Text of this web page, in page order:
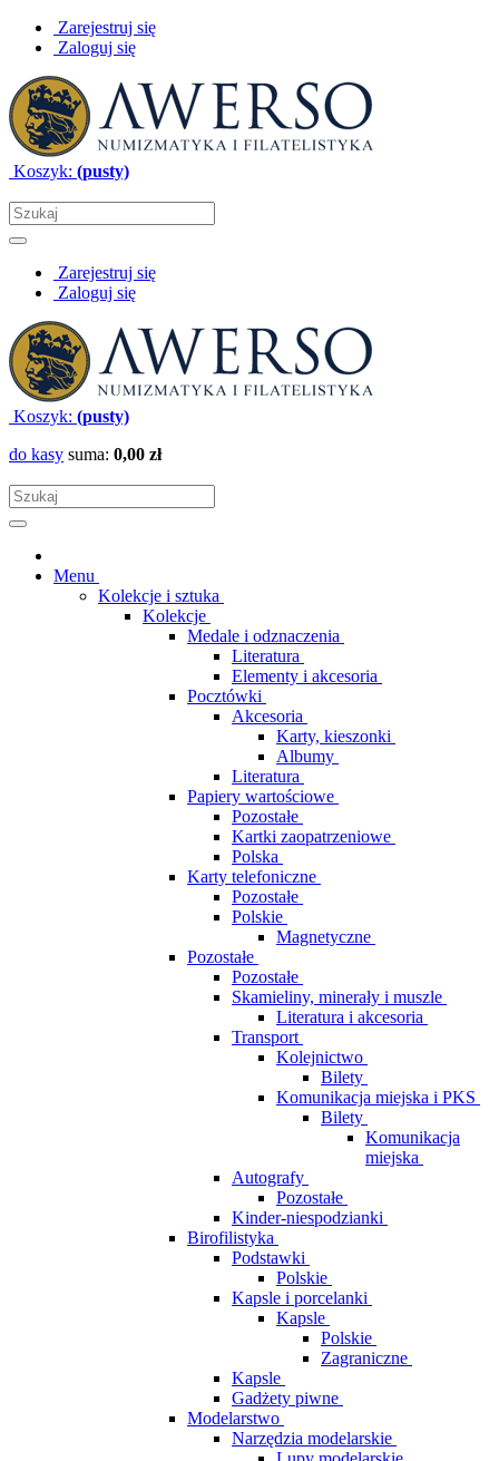
Zarejestruj się
Zaloguj się
Koszyk: (pusty)
Zarejestruj się
Zaloguj się
Koszyk: (pusty)
do kasy suma: 0,00 zł
Menu
Kolekcje i sztuka
Kolekcje
Medale i odznaczenia
Literatura
Elementy i akcesoria
Pocztówki
Akcesoria
Karty, kieszonki
Albumy
Literatura
Papiery wartościowe
Pozostałe
Kartki zaopatrzeniowe
Polska
Karty telefoniczne
Pozostałe
Polskie
Magnetyczne
Pozostałe
Pozostałe
Skamieliny, minerały i muszle
Literatura i akcesoria
Transport
Kolejnictwo
Bilety
Komunikacja miejska i PKS
Bilety
Komunikacja
miejska
Autografy
Pozostałe
Kinder-niespodzianki
Birofilistyka
Podstawki
Polskie
Kapsle i porcelanki
Kapsle
Polskie
Zagraniczne
Kapsle
Gadżety piwne
Modelarstwo
Narzędzia modelarskie